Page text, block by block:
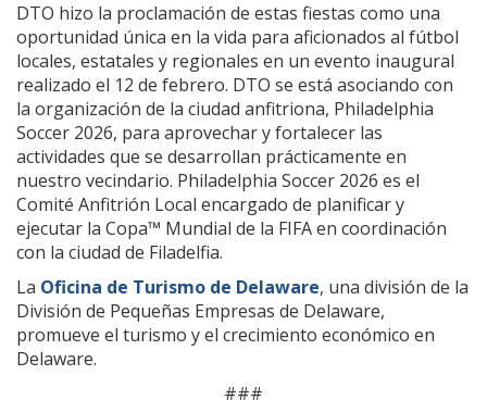
DTO hizo la proclamación de estas fiestas como una
oportunidad única en la vida para aficionados al fútbol
locales, estatales y regionales en un evento inaugural
realizado el 12 de febrero. DTO se está asociando con
la organización de la ciudad anfitriona, Philadelphia
Soccer 2026, para aprovechar y fortalecer las
actividades que se desarrollan prácticamente en
nuestro vecindario. Philadelphia Soccer 2026 es el
Comité Anfitrión Local encargado de planificar y
ejecutar la Copa™ Mundial de la FIFA en coordinación
con la ciudad de Filadelfia.
La Oficina de Turismo de Delaware, una división de la
División de Pequeñas Empresas de Delaware,
promueve el turismo y el crecimiento económico en
Delaware.
###